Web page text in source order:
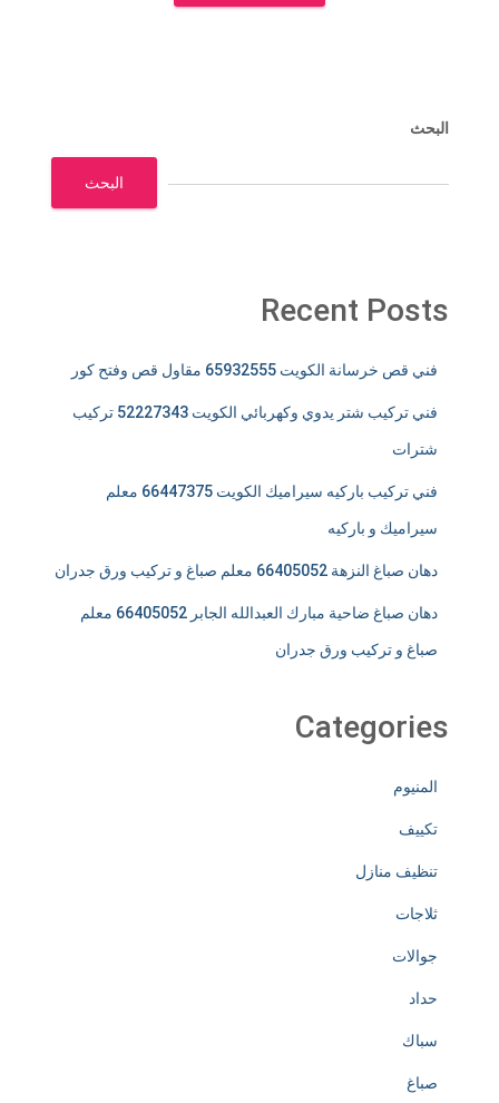
البحث
البحث
Recent Posts
فني قص خرسانة الكويت 65932555 مقاول قص وفتح كور
فني تركيب شتر يدوي وكهربائي الكويت 52227343 تركيب
شترات
فني تركيب باركيه سيراميك الكويت 66447375 معلم
سيراميك و باركيه
دهان صباغ النزهة 66405052 معلم صباغ و تركيب ورق جدران
دهان صباغ ضاحية مبارك العبدالله الجابر 66405052 معلم
صباغ و تركيب ورق جدران
Categories
المنيوم
تكييف
تنظيف منازل
ثلاجات
جوالات
حداد
سباك
صباغ